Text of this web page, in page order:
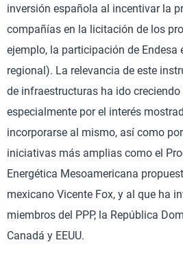
inversión española al incentivar la
compañías en la licitación de los
ejemplo, la participación de Endesa
regional). La relevancia de este
de infraestructuras ha ido
especialmente por el interés
incorporarse al mismo, así como
iniciativas más amplias como el
Energética Mesoamericana
mexicano Vicente Fox, y al que ha
miembros del PPP, la República
Canadá y EEUU.